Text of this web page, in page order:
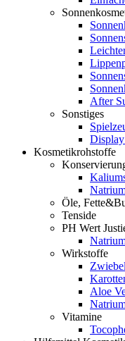
After
Sonstiges
Kosmetikrohstoffe
Öle,
Tenside
PH Wert
Wirkstoffe
Aloe
Vitamine